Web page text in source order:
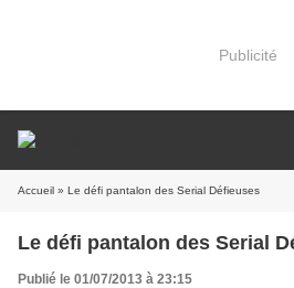
Publicité
Accueil » Le défi pantalon des Serial Défieuses
Le défi pantalon des Serial
Publié le 01/07/2013 à 23:15